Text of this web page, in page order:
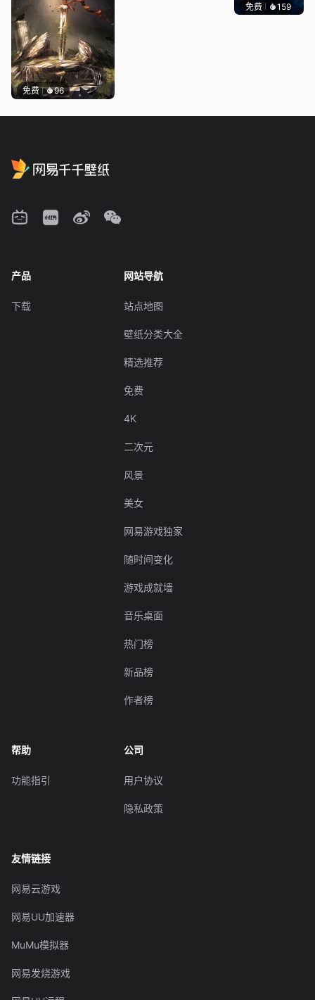
免费 96
免费 159Max
产品
下载
网站导航
站点地图
壁纸分类大全
精选推荐
免费
4K
二次元
风景
美女
网易游戏独家
随时间变化
游戏成就墙
音乐桌面
热门榜
新品榜
作者榜
帮助
功能指引
公司
用户协议
隐私政策
友情链接
网易云游戏
网易UU加速器
MuMu模拟器
网易发烧游戏